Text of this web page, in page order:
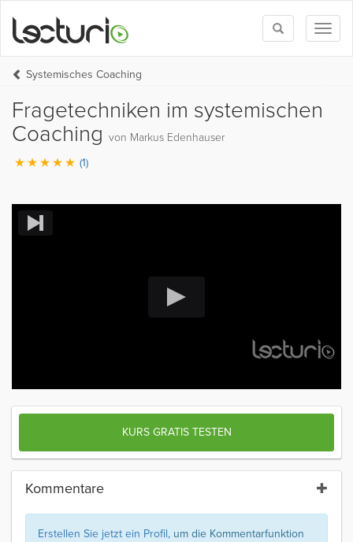
Toggle
search
Systemisches Coaching
Fragetechniken im systemischen
Coaching von Markus Edenhauser
(1)
KURS GRATIS TESTEN
Kommentare
Erstellen Sie jetzt ein Profil, um die Kommentarfunktion